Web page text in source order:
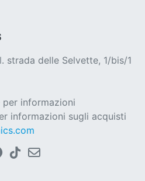
strada delle Selvette, 1/bis/1
per informazioni
informazioni sugli acquisti